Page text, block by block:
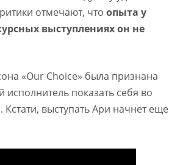
отмечают, что опыта у
выступлениях он не
«Our Choice» была признана
показать себя во
выступать Ари начнет еще